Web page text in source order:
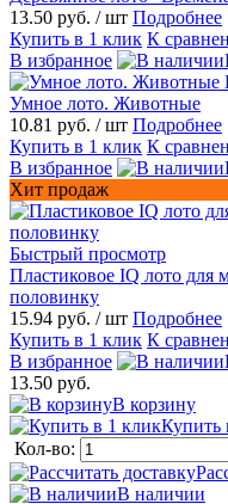
13.50 руб. / шт Подробнее
Купить в 1 клик К
В избранное
Умное лото. Животные
10.81 руб. / шт Подробнее
Купить в 1 клик К
В избранное
Хит продаж
Быстрый просмотр
Пластиковое IQ лото для
половинку
15.94 руб. / шт Подробнее
Купить в 1 клик К
В избранное
13.50 руб.
В корзину
Купить
Кол-во:
В наличии